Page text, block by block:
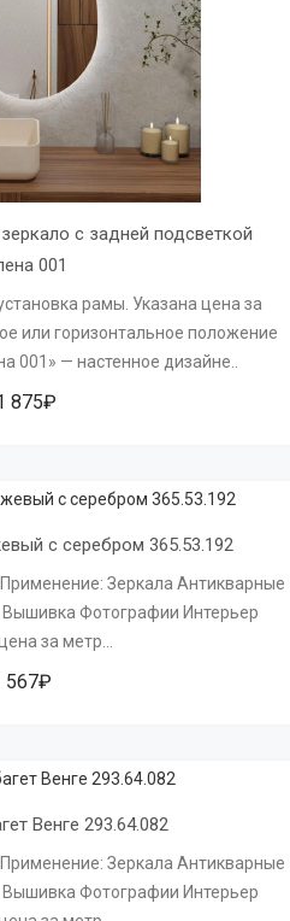
с задней подсветкой
001
рамы. Указана цена за
или горизонтальное положение
001» — настенное дизайне..
875₽
с серебром 365.53.192
Зеркала Антикварные
Фотографии Интерьер
за метр...
567₽
Венге 293.64.082
Зеркала Антикварные
Фотографии Интерьер